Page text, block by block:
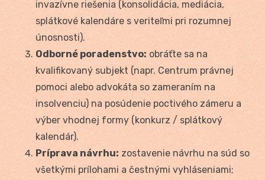
invazívne riešenia (konsolidácia, mediácia,
splátkové kalendáre s veriteľmi pri rozumnej
únosnosti).
Odborné poradenstvo: obráťte sa na
kvalifikovaný subjekt (napr. Centrum právnej
pomoci alebo advokáta so zameraním na
insolvenciu) na posúdenie poctivého zámeru a
výber vhodnej formy (konkurz / splátkový
kalendár).
Príprava návrhu: zostavenie návrhu na súd so
všetkými prílohami a čestnými vyhláseniami;